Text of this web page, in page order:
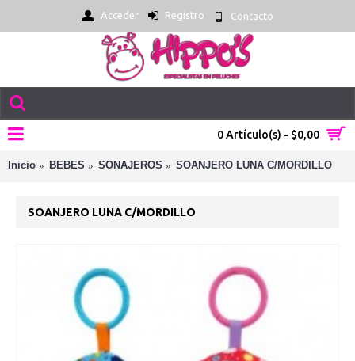
Acceder Registro Contacto
0 Artículo(s) - $0,00
Inicio BEBES SONAJEROS SOANJERO LUNA C/MORDILLO
SOANJERO LUNA C/MORDILLO